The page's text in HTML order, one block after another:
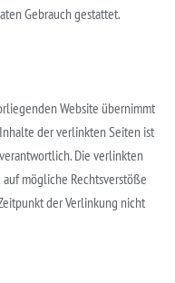
Gebrauch gestattet.
Website übernimmt
der verlinkten Seiten ist
Die verlinkten
mögliche Rechtsverstöße
der Verlinkung nicht